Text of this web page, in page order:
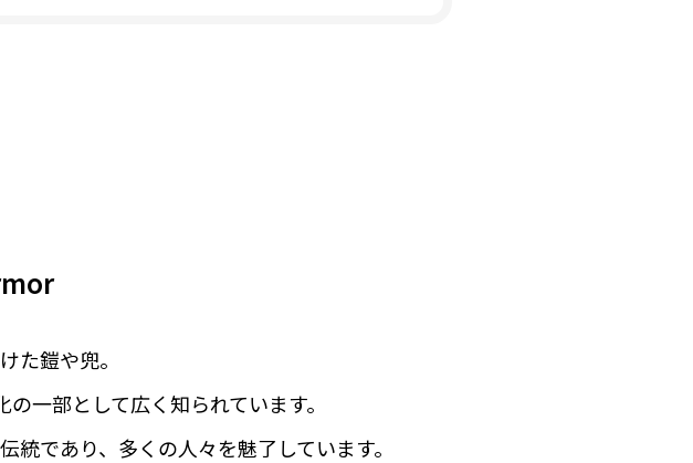
た鎧や兜。
の一部として広く知られています。
統であり、 多くの人々を魅了しています。